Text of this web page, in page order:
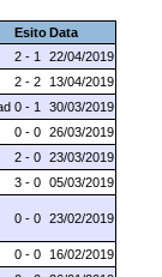
EsitoData
2 - 1
22/04/2019
2 - 2
13/04/2019
0 - 1
30/03/2019
0 - 0 26/03/2019
2 - 0 23/03/2019
3 - 0 05/03/2019
0 - 0 23/02/2019
0 - 0
16/02/2019